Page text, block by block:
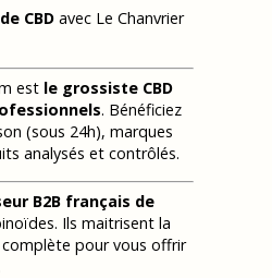
CBD avec Le Chanvrier
est le grossiste CBD
. Bénéficiez
(sous 24h), marques
analysés et contrôlés.
B2B français de
Ils maitrisent la
pour vous offrir